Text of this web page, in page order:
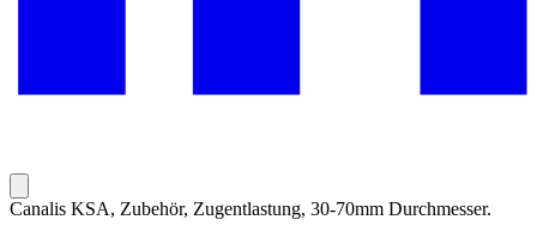
Canalis KSA, Zubehör, Zugentlastung, 30-70mm Durchmesser.